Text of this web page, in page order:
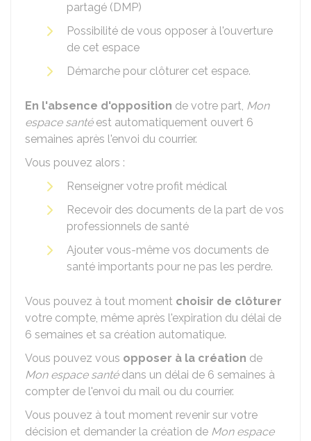
partagé (DMP)
Possibilité de vous opposer à l'ouverture
de cet espace
Démarche pour clôturer cet espace.
En l'absence d'opposition de votre part, Mon
espace santéest automatiquement ouvert 6
semaines après l'envoi du courrier.
Vous pouvez alors :
Renseigner votre profit médical
Recevoir des documents de la part de vos
professionnels de santé
Ajouter vous-même vos documents de
santé importants pour ne pas les perdre.
Vous pouvez à tout moment choisir de clôturer
votre compte, même après l'expiration du délai de
6 semaines et sa création automatique.
Vous pouvez vous opposer à la création de
Mon espace santé dans un délai de 6 semaines à
compter de l'envoi du mail ou du courrier.
Vous pouvez à tout moment revenir sur votre
décision et demander la création de Mon espace